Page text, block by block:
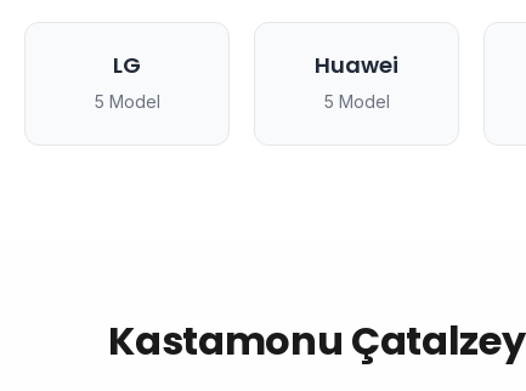
LG
5 Model
Huawei
5 Model
Kastamonu